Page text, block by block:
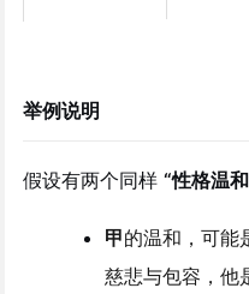
举例说明
假设有两个同样“性格温
甲的温和，可能
慈悲与包容，他